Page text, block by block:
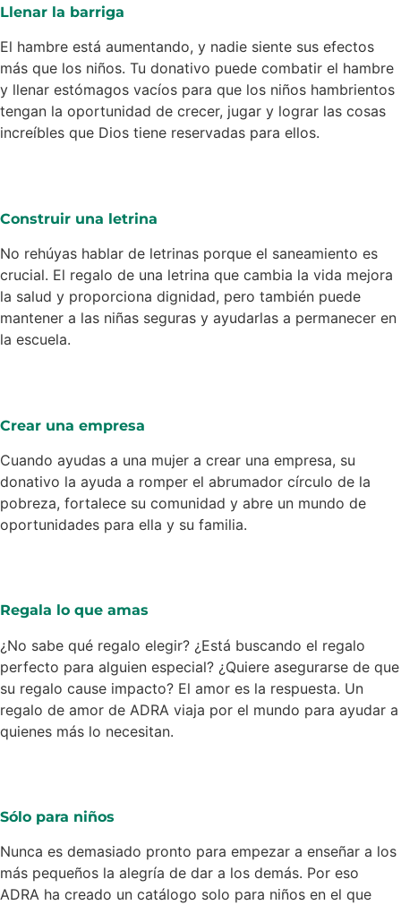
Llenar la barriga
El hambre está aumentando, y nadie siente sus efectos
más que los niños. Tu donativo puede combatir el hambre
y llenar estómagos vacíos para que los niños hambrientos
tengan la oportunidad de crecer, jugar y lograr las cosas
increíbles que Dios tiene reservadas para ellos.
Construir una letrina
No rehúyas hablar de letrinas porque el saneamiento es
crucial. El regalo de una letrina que cambia la vida mejora
la salud y proporciona dignidad, pero también puede
mantener a las niñas seguras y ayudarlas a permanecer en
la escuela.
Crear una empresa
Cuando ayudas a una mujer a crear una empresa, su
donativo la ayuda a romper el abrumador círculo de la
pobreza, fortalece su comunidad y abre un mundo de
oportunidades para ella y su familia.
Regala lo que amas
¿No sabe qué regalo elegir? ¿Está buscando el regalo
perfecto para alguien especial? ¿Quiere asegurarse de que
su regalo cause impacto? El amor es la respuesta. Un
regalo de amor de ADRA viaja por el mundo para ayudar a
quienes más lo necesitan.
Sólo para niños
Nunca es demasiado pronto para empezar a enseñar a los
más pequeños la alegría de dar a los demás. Por eso
ADRA ha creado un catálogo solo para niños en el que